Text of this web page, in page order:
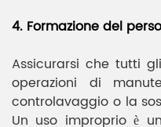
4. Formazione del
Assicurarsi che tutti
operazioni di
controlavaggio o la
Un uso improprio è